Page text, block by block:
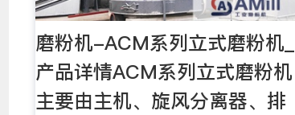
磨粉机-ACM系列立式磨粉机_
产品详情ACM系列立式磨粉机
主要由主机、旋风分离器、排